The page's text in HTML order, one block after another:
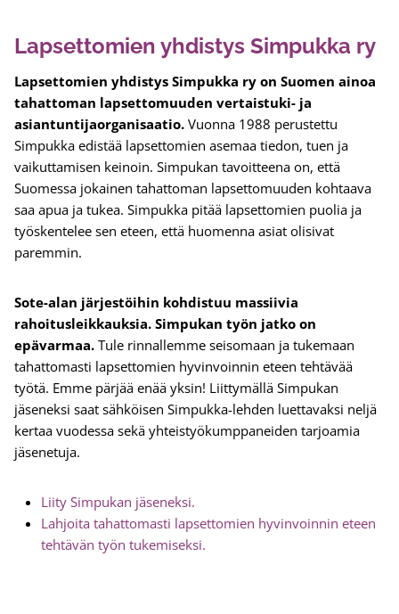
Lapsettomien yhdistys Simpukka ry
Lapsettomien yhdistys Simpukka ry on Suomen ainoa
tahattoman lapsettomuuden vertaistuki- ja
asiantuntijaorganisaatio. Vuonna 1988 perustettu
Simpukka edistää lapsettomien asemaa tiedon, tuen ja
vaikuttamisen keinoin. Simpukan tavoitteena on, että
Suomessa jokainen tahattoman lapsettomuuden kohtaava
saa apua ja tukea. Simpukka pitää lapsettomien puolia ja
työskentelee sen eteen, että huomenna asiat olisivat
paremmin.
Sote-alan järjestöihin kohdistuu massiivia
rahoitusleikkauksia. Simpukan työn jatko on
epävarmaa. Tule rinnallemme seisomaan ja tukemaan
tahattomasti lapsettomien hyvinvoinnin eteen tehtävää
työtä. Emme pärjää enää yksin! Liittymällä Simpukan
jäseneksi saat sähköisen Simpukka-lehden luettavaksi neljä
kertaa vuodessa sekä yhteistyökumppaneiden tarjoamia
jäsenetuja.
Liity Simpukan jäseneksi.
Lahjoita tahattomasti lapsettomien hyvinvoinnin eteen
tehtävän työn tukemiseksi.